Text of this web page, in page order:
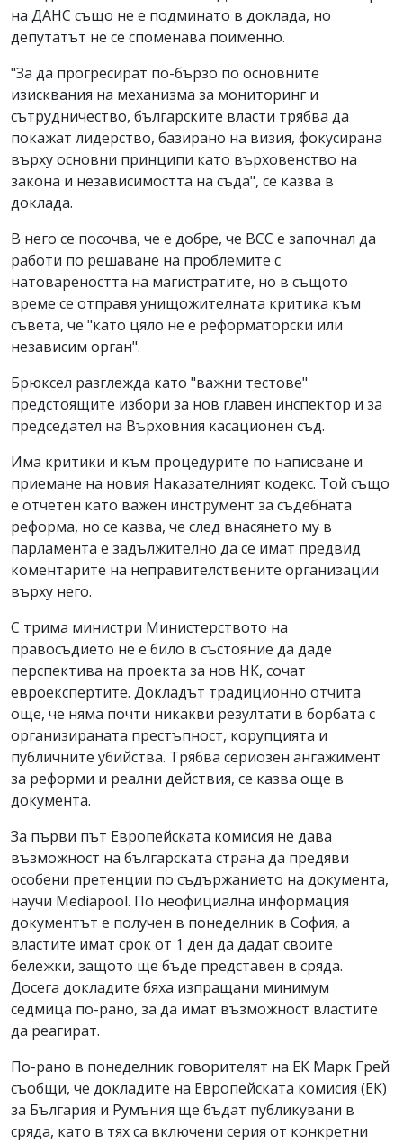
на ДАНС също не е подминато в доклада, но
депутатът не се споменава поименно.
"За да прогресират по-бързо по основните
изисквания на механизма за мониторинг и
сътрудничество, българските власти трябва да
покажат лидерство, базирано на визия, фокусирана
върху основни принципи като върховенство на
закона и независимостта на съда", се казва в
доклада.
В него се посочва, че е добре, че ВСС е започнал да
работи по решаване на проблемите с
натовареността на магистратите, но в същото
време се отправя унищожителната критика към
съвета, че "като цяло не е реформаторски или
независим орган".
Брюксел разглежда като "важни тестове"
предстоящите избори за нов главен инспектор и за
председател на Върховния касационен съд.
Има критики и към процедурите по написване и
приемане на новия Наказателният кодекс. Той също
е отчетен като важен инструмент за съдебната
реформа, но се казва, че след внасянето му в
парламента е задължително да се имат предвид
коментарите на неправителствените организации
върху него.
С трима министри Министерството на
правосъдието не е било в състояние да даде
перспектива на проекта за нов НК, сочат
евроекспертите. Докладът традиционно отчита
още, че няма почти никакви резултати в борбата с
организираната престъпност, корупцията и
публичните убийства. Трябва сериозен ангажимент
за реформи и реални действия, се казва още в
документа.
За първи път Европейската комисия не дава
възможност на българската страна да предяви
особени претенции по съдържанието на документа,
научи Mediapool. По неофициална информация
документът е получен в понеделник в София, a
властите имат срок от 1 ден да дадат своите
бележки, защото ще бъде представен в сряда.
Досега докладите бяха изпращани минимум
седмица по-рано, за да имат възможност властите
да реагират.
По-рано в понеделник говорителят на ЕК Марк Грей
съобщи, че докладите на Европейската комисия (ЕК)
за България и Румъния ще бъдат публикувани в
сряда, като в тях са включени серия от конкретни